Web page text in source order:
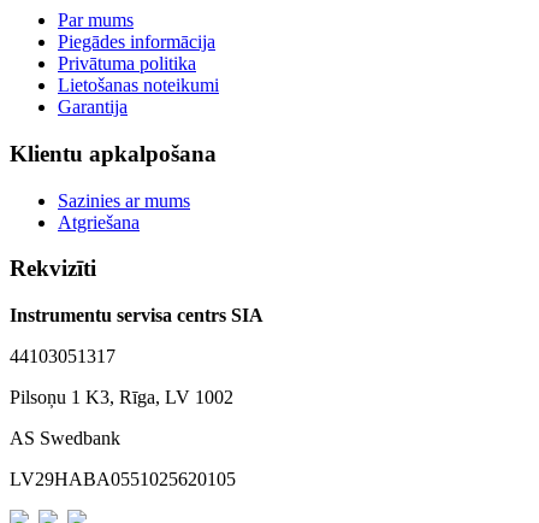
Par mums
Piegādes informācija
Privātuma politika
Lietošanas noteikumi
Garantija
Klientu apkalpošana
Sazinies ar mums
Atgriešana
Rekvizīti
Instrumentu servisa centrs SIA
44103051317
Pilsoņu 1 K3, Rīga, LV 1002
AS Swedbank
LV29HABA0551025620105